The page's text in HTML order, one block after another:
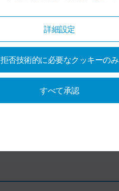
詳細設定
拒否技術的に必要なクッキーのみ
すべて承認
その他をロード